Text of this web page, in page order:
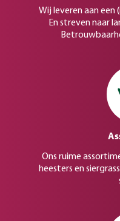
Wij leveren aan
En streven naar
Ons ruime
heesters en